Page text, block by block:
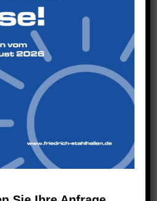
eine Investition in die
Deshalb legen wir großen
Planung und transparente
in der frühen Phase
landwirtschaftlichen
um alle wichtigen Schritte
entsteht eine Halle, die
passt und langfristig